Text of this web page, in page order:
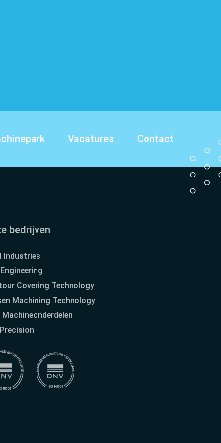
Vacatures Contact
bedrijven
Industries
Covering Technology
Machining Technology
Machineonderdelen